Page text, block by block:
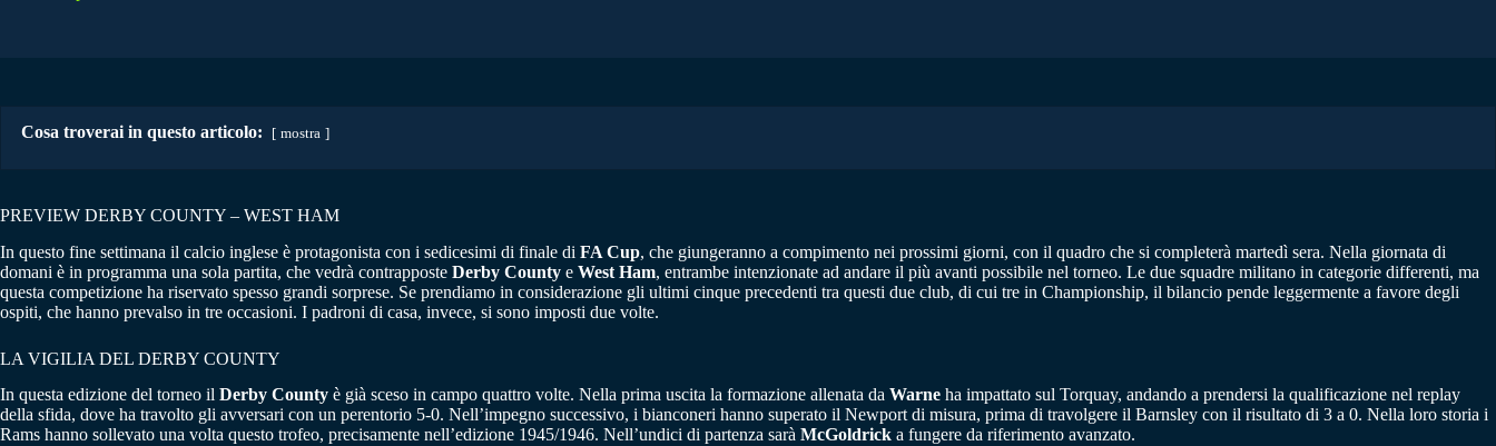
Cosa troverai in questo articolo: mostra
PREVIEW DERBY COUNTY – WEST HAM
In questo fine settimana il calcio inglese è protagonista con i sedicesimi di finale di FA Cup, che giungeranno a compimento nei prossimi giorni, con il quadro che si completerà martedì sera. Nella giornata di
domani è in programma una sola partita, che vedrà contrapposte Derby County e West Ham, entrambe intenzionate ad andare il più avanti possibile nel torneo. Le due squadre militano in categorie differenti, ma
questa competizione ha riservato spesso grandi sorprese. Se prendiamo in considerazione gli ultimi cinque precedenti tra questi due club, di cui tre in Championship, il bilancio pende leggermente a favore degli
ospiti, che hanno prevalso in tre occasioni. I padroni di casa, invece, si sono imposti due volte.
LA VIGILIA DEL DERBY COUNTY
In questa edizione del torneo il Derby County è già sceso in campo quattro volte. Nella prima uscita la formazione allenata da Warne ha impattato sul Torquay, andando a prendersi la qualificazione nel replay
della sfida, dove ha travolto gli avversari con un perentorio 5-0. Nell’impegno successivo, i bianconeri hanno superato il Newport di misura, prima di travolgere il Barnsley con il risultato di 3 a 0. Nella loro storia i
Rams hanno sollevato una volta questo trofeo, precisamente nell’edizione 1945/1946. Nell’undici di partenza sarà McGoldrick a fungere da riferimento avanzato.